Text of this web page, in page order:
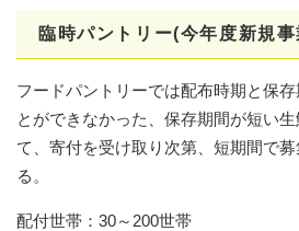
臨時パントリー(今年度新規事
フードパントリーでは配布時期と保
とができなかった、保存期間が短い
て、寄付を受け取り次第、短期間で
る。
配付世帯：30～200世帯